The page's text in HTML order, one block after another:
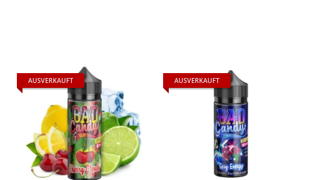
AUSVERKAUFT AUSVERKAUFT